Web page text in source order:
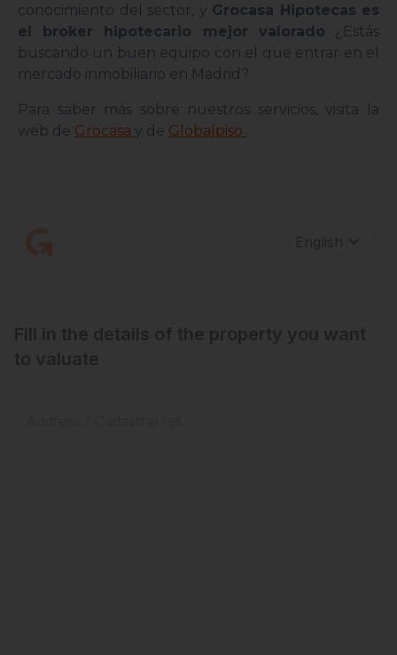
conocimiento del sector, y Grocasa Hipotecas es
el broker hipotecario mejor valorado ¿Estás
buscando un buen equipo con el que entrar en el
mercado inmobiliario en Madrid?
Para saber más sobre nuestros servicios, visita la
web de Grocasa y de Globalpiso